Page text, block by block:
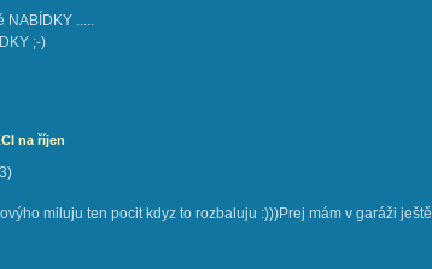
NABÍDKY .....
;-)
na říjen
)
miluju ten pocit kdyz to rozbaluju :)))Prej mám v garáži ještě